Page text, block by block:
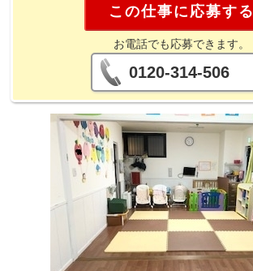
この仕事に応募する
お電話でも応募できます。
0120-314-506